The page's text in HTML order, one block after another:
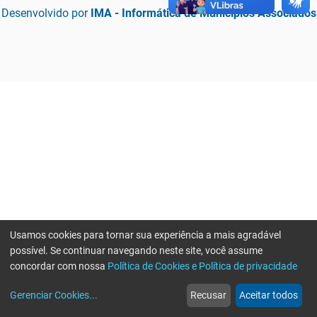
Desenvolvido por IMA - Informática de Municípios Associados
web
Notícias
more_horiz
Mais
Usamos cookies para tornar sua experiência a mais agradável
possível. Se continuar navegando neste site, você assume
concordar com nossa Política de Cookies e Política de privacidade
Gerenciar Cookies... Recusar Aceitar todos
Erro ao enviar informações, por favor tente novamente